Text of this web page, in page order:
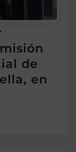
de
en